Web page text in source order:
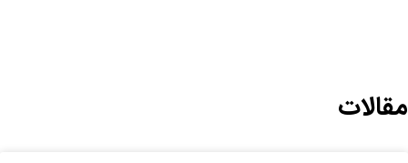
مقالات